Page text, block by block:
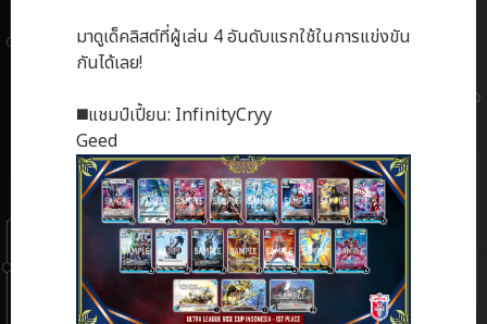
มาดูเด็คลิสต์ที่ผู้เล่น 4 อันดับแรกใช้ในการแข่งขัน
กันได้เลย!
◼️แชมป์เปี้ยน: InfinityCryy
Geed